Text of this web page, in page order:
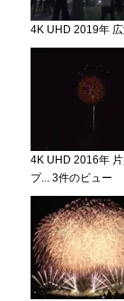
4K UHD 2019年
4K UHD 2016年
プ... 3件のビュー